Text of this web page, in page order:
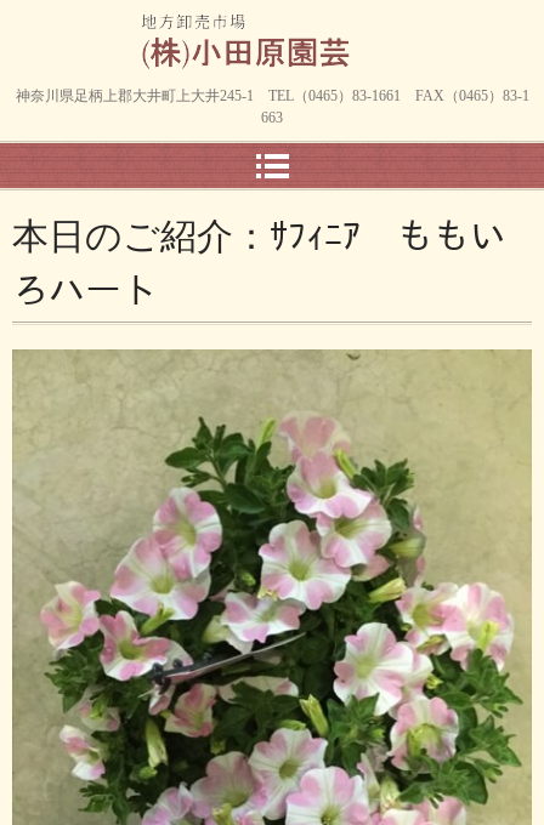
神奈川県足柄上郡大井町上大井245-1 TEL（0465）83-1661 FAX（0465）83-1
663
本日のご紹介：ｻﾌｨﾆｱ ももい
ろハート